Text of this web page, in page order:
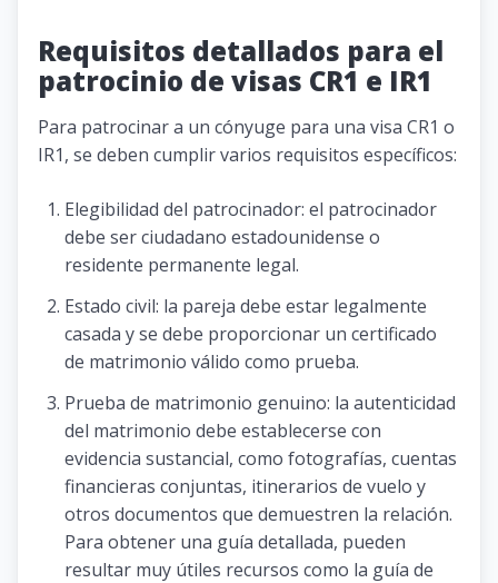
Requisitos detallados para el
patrocinio de visas CR1 e IR1
Para patrocinar a un cónyuge para una visa CR1 o
IR1, se deben cumplir varios requisitos específicos:
Elegibilidad del patrocinador: el patrocinador
debe ser ciudadano estadounidense o
residente permanente legal.
Estado civil: la pareja debe estar legalmente
casada y se debe proporcionar un certificado
de matrimonio válido como prueba.
Prueba de matrimonio genuino: la autenticidad
del matrimonio debe establecerse con
evidencia sustancial, como fotografías, cuentas
financieras conjuntas, itinerarios de vuelo y
otros documentos que demuestren la relación.
Para obtener una guía detallada, pueden
resultar muy útiles recursos como la guía de